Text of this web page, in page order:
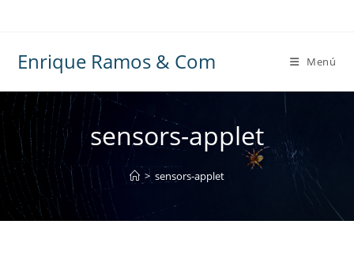
Enrique Ramos & Com Menú
sensors-applet
> sensors-applet